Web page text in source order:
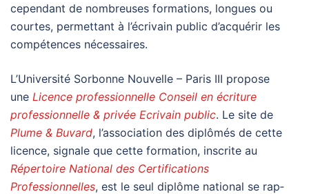
cependant de nombreuses formations, longues ou
courtes, permettant à l’écrivain public d’acquérir les
compétences nécessaires.
L’Université Sorbonne Nouvelle – Paris III propose
une Licence professionnelle Conseil en écriture
professionnelle & privée Ecrivain public. Le site de
Plume & Buvard, l’association des diplômés de cette
licence, signale que cette formation, ins­crite au
Répertoire National des Certifications
Professionnelles, est le seul diplôme natio­nal se rap­